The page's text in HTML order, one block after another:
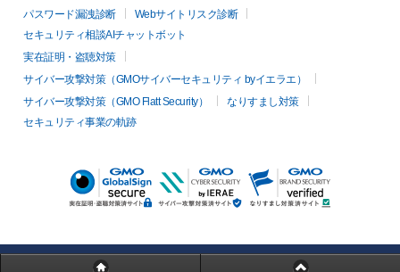
パスワード漏洩診断
Webサイトリスク診断
セキュリティ相談AIチャットボット
実在証明・盗聴対策
サイバー攻撃対策（GMOサイバーセキュリティ byイエラエ）
サイバー攻撃対策（GMO Flatt Security）
なりすまし対策
セキュリティ事業の軌跡